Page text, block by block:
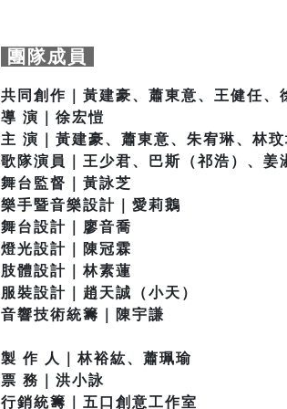
團隊成員
共同創作｜黃建豪、蕭東意、王健任、
導 演｜徐宏愷
主 演｜黃建豪、蕭東意、朱宥琳、林
歌隊演員｜王少君、巴斯（祁浩）、姜
舞台監督｜黃詠芝
樂手暨音樂設計｜愛莉鵝
舞台設計｜廖音喬
燈光設計｜陳冠霖
肢體設計｜林素蓮
服裝設計｜趙天誠（小天）
音響技術統籌｜陳宇謙
製 作 人｜林裕紘、蕭珮瑜
票 務｜洪小詠
行銷統籌｜五口創意工作室